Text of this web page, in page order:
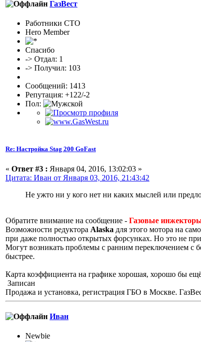
ГазВест
Работники СТО
Hero Member
Спасибо
-> Отдал: 1
-> Получил: 103
Сообщений: 1413
Репутация: +122/-2
Пол:
Re: Настройка Stag 200 GoFast
« Ответ #3 : Января 04, 2016, 13:02:03 »
Цитата: Иван от Января 03, 2016, 21:43:42
Не ужто ни у кого нет ни каких мыслей или
Обратите внимание на сообщение - Газовые
Возможности редуктора Alaska для этого мотора на
при даже полностью открытых форсунках. Но это не
Могут возникать проблемы с ранним переключением с
быстрее.
Карта коэффициента на графике хорошая, хорошо бы
Записан
Продажа и установка, регистрация ГБО в Москве.
Иван
Newbie